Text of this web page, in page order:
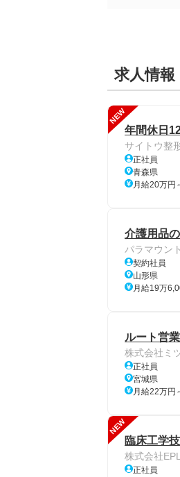
求人情報
NEW
年間休日
サイトウ整
正社員
青森県
月給20万円
介護用品
パラマウン
契約社員
山形県
月給19万
ルート営
株式会社ミ
正社員
宮城県
月給22万円
NEW
臨床工学
株式会社
正社員